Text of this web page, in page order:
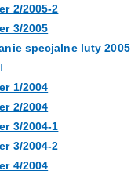
2/2005-2
3/2005
specjalne luty 2005
1/2004
2/2004
3/2004-1
3/2004-2
4/2004